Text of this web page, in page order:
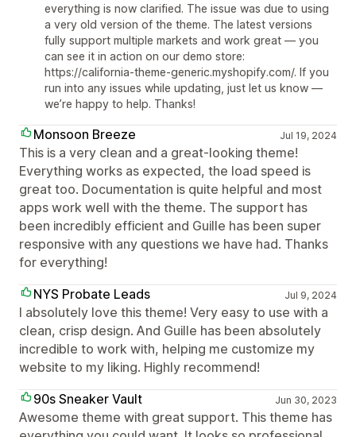
everything is now clarified. The issue was due to using
a very old version of the theme. The latest versions
fully support multiple markets and work great — you
can see it in action on our demo store:
https://california-theme-generic.myshopify.com/. If you
run into any issues while updating, just let us know —
we’re happy to help. Thanks!
Monsoon Breeze Jul 19, 2024
This is a very clean and a great-looking theme!
Everything works as expected, the load speed is
great too. Documentation is quite helpful and most
apps work well with the theme. The support has
been incredibly efficient and Guille has been super
responsive with any questions we have had. Thanks
for everything!
NYS Probate Leads
Jul 9, 2024
I absolutely love this theme! Very easy to use with a
clean, crisp design. And Guille has been absolutely
incredible to work with, helping me customize my
website to my liking. Highly recommend!
90s Sneaker Vault
Jun 30, 2023
Awesome theme with great support. This theme has